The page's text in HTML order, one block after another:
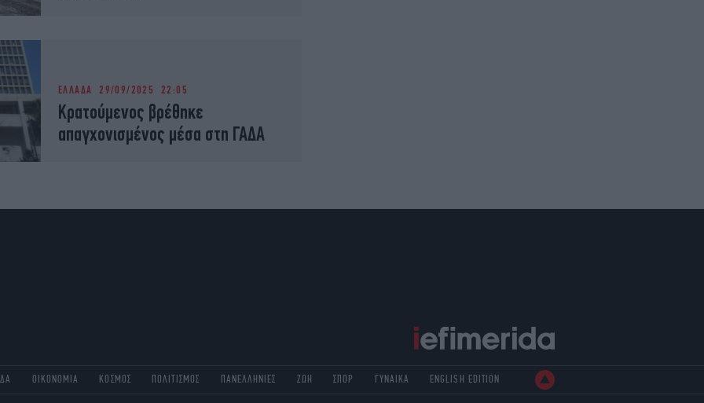
ΕΛΛΑΔΑ 29/09/2025 22:05
Κρατούμενος βρέθηκε
απαγχονισμένος μέσα στη ΓΑΔΑ
ΟΙΚΟΝΟΜΙΑ ΚΟΣΜΟΣ ΠΟΛΙΤΙΣΜΟΣ ΠΑΝΕΛΛΗΝΙΕΣ ΖΩΗ ΣΠΟΡ ΓΥΝΑΙΚΑ ENGLISH EDITION